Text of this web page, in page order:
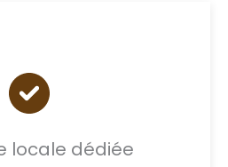
locale dédiée